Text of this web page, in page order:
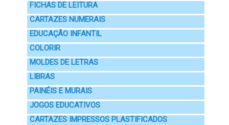
FICHAS DE LEITURA
CARTAZES NUMERAIS
EDUCAÇÃO INFANTIL
COLORIR
MOLDES DE LETRAS
LIBRAS
PAINÉIS E MURAIS
JOGOS EDUCATIVOS
CARTAZES IMPRESSOS PLASTIFICADOS